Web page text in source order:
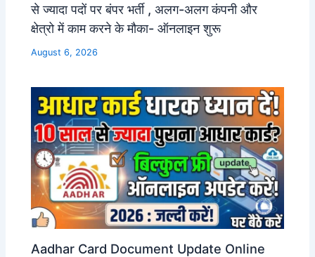
से ज्यादा पदों पर बंपर भर्ती , अलग-अलग कंपनी और
क्षेत्रो में काम करने के मौका- ऑनलाइन शुरू
August 6, 2026
Aadhar Card Document Update Online